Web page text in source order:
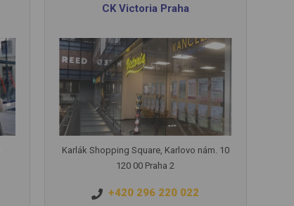
CK Victoria Praha
Karlák Shopping Square, Karlovo nám. 10
120 00 Praha 2
+420 296 220 022